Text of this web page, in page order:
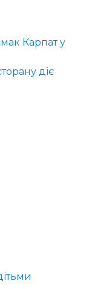
Карпат у
діє